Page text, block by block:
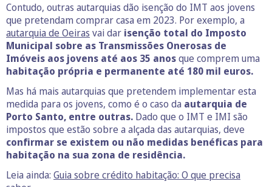
Contudo, outras autarquias dão isenção do IMT aos jovens
que pretendam comprar casa em 2023. Por exemplo, a
autarquia de Oeiras vai dar isenção total do Imposto
Municipal sobre as Transmissões Onerosas de
Imóveis aos jovens até aos 35 anosque comprem uma
habitação própria e permanente até 180 mil euros.
Mas há mais autarquias que pretendem implementar esta
medida para os jovens, como é o caso da autarquia de
Porto Santo, entre outras. Dado que o IMT e IMI são
impostos que estão sobre a alçada das autarquias, deve
confirmar se existem ou não medidas benéficas para
habitação na sua zona de residência.
Leia ainda: Guia sobre crédito habitação: O que precisa